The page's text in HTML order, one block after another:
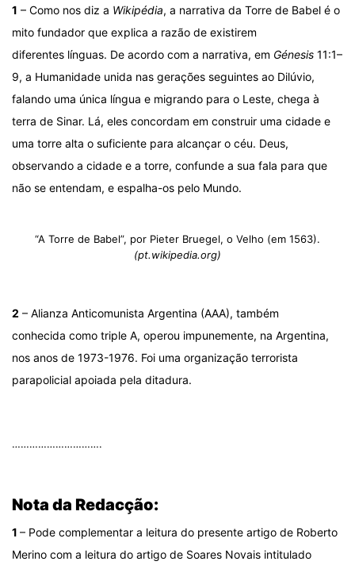
1 – Como nos diz a Wikipédia, a narrativa da Torre de Babel é o
mito fundador que explica a razão de existirem
diferentes línguas. De acordo com a narrativa, em Génesis 11:1–
9, a Humanidade unida nas gerações seguintes ao Dilúvio,
falando uma única língua e migrando para o Leste, chega à
terra de Sinar. Lá, eles concordam em construir uma cidade e
uma torre alta o suficiente para alcançar o céu. Deus,
observando a cidade e a torre, confunde a sua fala para que
não se entendam, e espalha-os pelo Mundo.
“A Torre de Babel”, por Pieter Bruegel, o Velho (em 1563).
(pt.wikipedia.org)
2 – Alianza Anticomunista Argentina (AAA), também
conhecida como triple A, operou impunemente, na Argentina,
nos anos de 1973-1976. Foi uma organização terrorista
parapolicial apoiada pela ditadura.
………………………….
Nota da Redacção:
1 – Pode complementar a leitura do presente artigo de Roberto
Merino com a leitura do artigo de Soares Novais intitulado